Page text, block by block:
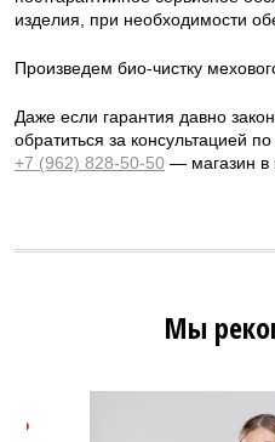
изделия, при необходимости
Произведем био-чистку
Даже если гарантия давно
обратиться за консультацией
+7 (962) 828-50-50 — магазин в
Мы